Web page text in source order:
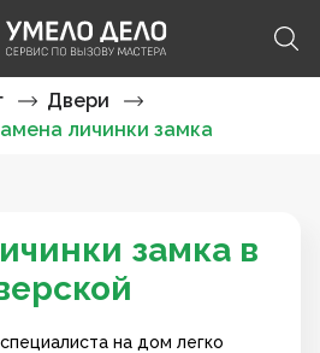
Двери
личинки замка
замка в
на дом легко